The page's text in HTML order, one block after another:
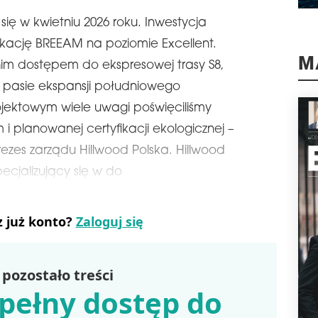
w kwietniu 2026 roku. Inwestycja
BREEAM na poziomie Excellent.
dostępem do ekspresowej trasy S8,
ekspansji południowego
wiele uwagi poświęciliśmy
i planowanej certyfikacji ekologicznej –
zarządu Hillwood Polska. Hillwood
się w do
już konto? Zaloguj się
pozostało treści
dostęp do
tys.
na
tej